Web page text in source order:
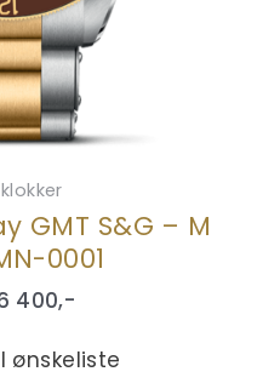
GMT S&G – M
0001
400,-
ønskeliste